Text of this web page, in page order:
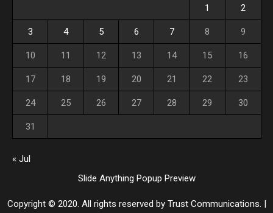
1 2
3 4 5 6 7 8 9
10 11 12 13 14 15 16
17 18 19 20 21 22 23
24 25 26 27 28 29 30
31
« Jul
Slide Anything Popup Preview
Copyright © 2020. All rights reserved by Trust Communications. |